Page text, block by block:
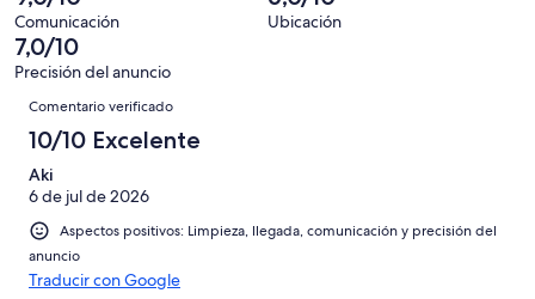
10
-
Excelente
de
8
-
Bueno
una
puntuación
de
6
Normal
con
una
puntuación
de
Mediocre
de
2
con
una
puntuación
de
Horrible
Comunicación Ubicación
7,0/10
Precisión del anuncio
Comentarios
Comentario verificado
10/10 Excelente
Aki
6 de jul de 2026
Aspectos positivos: Limpieza, llegada, comunicación y precisión del
anuncio
Traducir con Google